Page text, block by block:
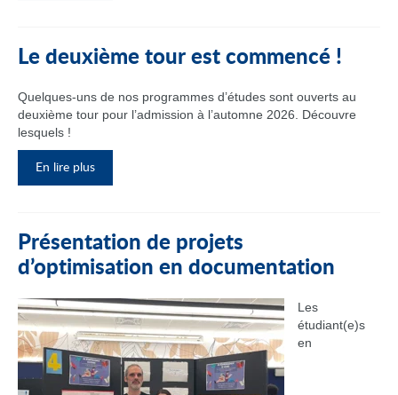
Le deuxième tour est commencé !
Quelques-uns de nos programmes d’études sont ouverts au
deuxième tour pour l’admission à l’automne 2026. Découvre
lesquels !
En lire plus
Présentation de projets
d’optimisation en documentation
Les
étudiant(e)s
en